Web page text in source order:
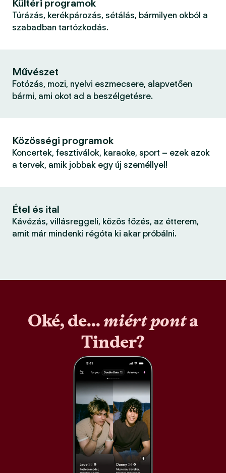
Kültéri programok
Túrázás, kerékpározás, sétálás, bármilyen okból a
szabadban tartózkodás.
Művészet
Fotózás, mozi, nyelvi eszmecsere, alapvetően
bármi, ami okot ad a beszélgetésre.
Közösségi programok
Koncertek, fesztiválok, karaoke, sport – ezek azok
a tervek, amik jobbak egy új személlyel!
Étel és ital
Kávézás, villásreggeli, közös főzés, az étterem,
amit már mindenki régóta ki akar próbálni.
Oké, de...miért ponta
Tinder?